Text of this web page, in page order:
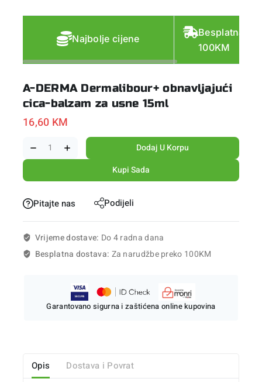
Najbolje cijene
Besplatna
100KM
A-DERMA Dermalibour+ obnavljajući
cica-balzam za usne 15ml
16,60 KM
Dodaj U Korpu
Kupi Sada
Pitajte nas Podijeli
Vrijeme dostave: Do 4 radna dana
Besplatna dostava: Za narudžbe preko 100KM
Garantovano sigurna i zaštićena online kupovina
Opis Dostava i Povrat